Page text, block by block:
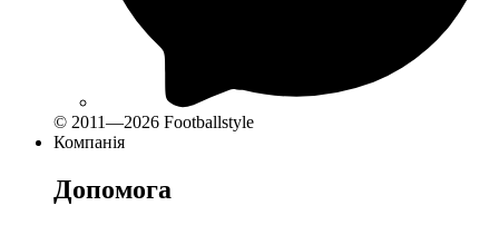
© 2011—2026 Footballstyle
Компанія
Допомога